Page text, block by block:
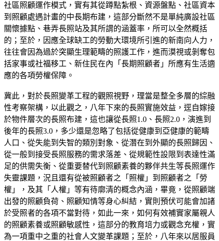
社區照顧運作模式，實有其從蹲點紮根、資源盤點、社區資本
到照顧處遇計畫的中長期布建，這部分斷然不是單純廣設社區
關懷據點、巷弄長照站及其所謂的涵蓋率，所可以全然概括
的；至於，因應全球缺工的勞動大環境所引進的新南向人力，
往往會因為過於突顯生理範疇的照護工作，進而漠視或剝奪包
括家事或社福移工、新住民在內「長期照顧者」所應有生活適
應的各項勞權保障。
冀此，對於長照變革工程的觀照視野，理當是整全多層的綜融
性考察架構，以此觀之，八年下來的長照實施效益，逕自嫁接
於物件層次的長照布建，這也讓從長照1.0、長照2.0，演進到
後年的長照3.0，多少還是忽略了包括從健康到亞健康的範疇
人口、從失能到失智的類別對象、從潛在到外顯的長照歸因、
從一般到接受長照服務的需求落差、從規範性設限到表達性滿
足的供需失衡、從重要替代到照顧素養的夥伴共生等長照運作
失靈課題，況且還有從被照顧者之「照權」到照顧者之「勞
權」，及其「人權」等有待廓清的概念內涵，畢竟，從照顧端
出發的照顧負荷、照顧知情等身心糾結，實則預伏可能會加諸
於受照者的各項不當對待，如此一來，如何有效補實家屬親人
的照顧素養或照顧敏感性，這部分的教育培力或觀念充權，實
為一項重中之重的社會人文變革課題；至於，八年來以居服員